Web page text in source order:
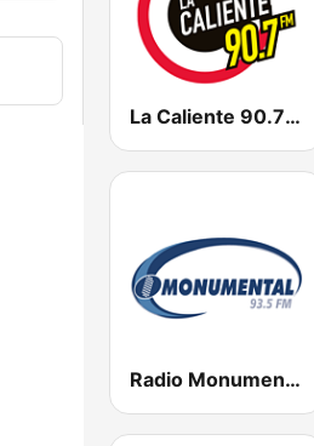
La Caliente 90.7 FM
Radio Monumental